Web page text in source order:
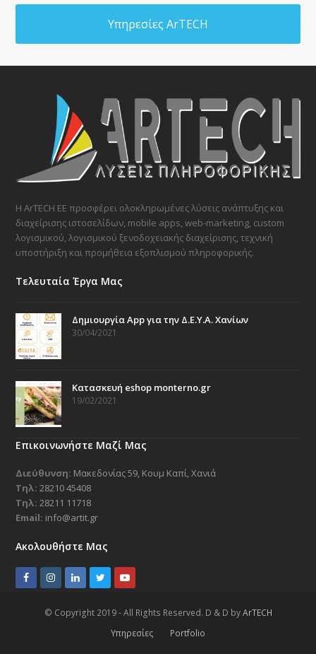
Υπηρεσίες ArTECH
Η ArTECH ΕΕ προσφέρει ολοκληρωμένες λύσεις ανάπτυξης και
διαχείρισης ιστοσελίδων, mobile apps, web-marketing, custom
λογισμικού, λογισμικού ξενοδοχειακής διαχείρισης, τεχνική
υποστήριξη και προμήθεια εξοπλισμού πληροφορικής.
Τελευταία Έργα Μας
Δημιουργία App για την Δ.Ε.Υ.Α. Χανίων
30/04/2021
Κατασκευή eshop monterno.gr
19/02/2021
Επικοινωνήστε Μαζί Μας
Διεύθυνση: Μακεδονίας 59, Κουμ Καπί, Χανιά
Τηλ: 28210 45408
Τηλ: 28211 11718
Email: info@artit.gr
Ακολουθήστε Μας
s
n
i
u
t
© Copyright 2019 - All Rights Reserved. D & D byArTECH
Υπηρεσίες
Portfolio